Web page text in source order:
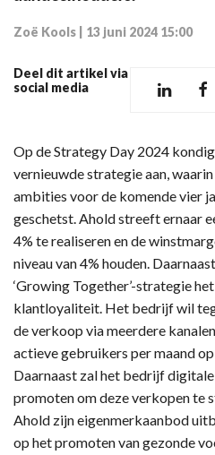
Zoë Kools 13 juni 2024 15:00
Deel dit artikel via
social media
Op de Strategy Day 2024
vernieuwde strategie aan,
ambities voor de komende vier
geschetst. Ahold streeft ernaar
4% te realiseren en de
niveau van 4% houden.
‘Growing Together’-strategie
klantloyaliteit. Het bedrijf wil
de verkoop via meerdere
actieve gebruikers per maand
Daarnaast zal het bedrijf
promoten om deze verkopen te
Ahold zijn eigenmerkaanbod
op het promoten van gezonde